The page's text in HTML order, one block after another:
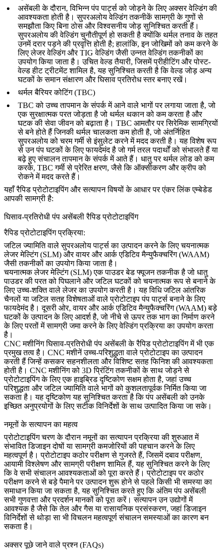
असेंबली के दौरान, विभिन्न पंप पार्ट्स को जोड़ने के लिए अक्सर वेल्डिंग की
आवश्यकता होती है। सुपरअलोय वेल्डिंग तकनीकें सामग्री के गुणों से
समझौता किए बिना ठोस और विश्वसनीय जोड़ सुनिश्चित करती हैं।
सुपरअलोय की वेल्डिंग चुनौतीपूर्ण हो सकती है क्योंकि थर्मल तनाव के तहत
उनमें दरार पड़ने की प्रवृत्ति होती है; हालांकि, इन जोखिमों को कम करने के
लिएलेजर वेल्डिंगऔर TIG वेल्डिंग जैसी उन्नत वेल्डिंग तकनीकों का
उपयोग किया जाता है। उचित वेल्ड तैयारी, जिसमें प्रीहीटिंग और पोस्ट-
वेल्ड हीट ट्रीटमेंट शामिल है, यह सुनिश्चित करती है कि वेल्ड जोड़ अन्य
घटकों के समान संक्षारण और घिसाव प्रतिरोध स्तर बनाए रखें।
थर्मल बैरियर कोटिंग (TBC)
TBC को उच्च तापमान के संपर्क में आने वाले भागों पर लगाया जाता है, जो
एक सुरक्षात्मक परत जोड़ता है जो थर्मल थकान को कम करता है और
घटक की सेवा जीवन को बढ़ाता है। TBC आमतौर पर सिरेमिक सामग्रियों
से बने होते हैं जिनकी थर्मल चालकता कम होती है, जो अंतर्निहित
सुपरअलोय को चरम गर्मी से इंसुलेट करने में मदद करती है। यह विशेष रूप
से उन पंप घटकों के लिए फायदेमंद है जो गर्म तरल पदार्थों को संभालते हैं या
बढ़े हुए संचालन तापमान के संपर्क में आते हैं। धातु पर थर्मल लोड को कम
करके, TBC गर्मी से प्रेरित क्षरण, जैसे किऑक्सीकरण और क्रीप को
रोकने में मदद करते हैं।
यहाँ रैपिड प्रोटोटाइपिंग और सत्यापन विषयों के आधार पर एंकर लिंक एम्बेडेड
आपकी सामग्री है:
घिसाव-प्रतिरोधी पंप असेंबली रैपिड प्रोटोटाइपिंग
रैपिड प्रोटोटाइपिंग प्रक्रिया:
जटिल ज्यामिति वाले सुपरअलोय पार्ट्स का उत्पादन करने के लिए चयनात्मक
लेजर मेल्टिंग (SLM) और वायर और आर्क एडिटिव मैन्युफैक्चरिंग (WAAM)
जैसी तकनीकों का उपयोग किया जाता है।
चयनात्मक लेजर मेल्टिंग (SLM)एक पाउडर बेड फ्यूजन तकनीक है जो धातु
पाउडर की परत को पिघलाने और जटिल घटकों को चयनात्मक रूप से बनाने के
लिए उच्च-शक्ति वाले लेजर का उपयोग करती है। यह विधि जटिल आंतरिक
चैनलों या जटिल सतह विशेषताओं वाले प्रोटोटाइप पंप पार्ट्स बनाने के लिए
फायदेमंद है।दूसरी ओर, वायर और आर्क एडिटिव मैन्युफैक्चरिंग (WAAM)बड़े
घटकों के उत्पादन के लिए आदर्श है, जो नीचे से ऊपर तक भाग का निर्माण करने
के लिए परतों में सामग्री जमा करने के लिए वेल्डिंग प्रक्रिया का उपयोग करता
है।
CNC मशीनिंगघिसाव-प्रतिरोधी पंप असेंबली के रैपिड प्रोटोटाइपिंग में भी एक
प्रमुख तत्व है। CNC मशीनें उच्च-परिशुद्धता वाले प्रोटोटाइप का उत्पादन
करती हैं जिन्हें कसकर सहनशीलता और विशिष्ट सतह फिनिश की आवश्यकता
होती है। CNC मशीनिंगको 3D प्रिंटिंग तकनीकों के साथ जोड़ने से
प्रोटोटाइपिंग के लिए एक हाइब्रिड दृष्टिकोण सक्षम होता है, जहां उच्च
परिशुद्धता और जटिल ज्यामिति वाले भागों को कुशलतापूर्वक निर्मित किया जा
सकता है। यह दृष्टिकोण यह सुनिश्चित करता है कि पंप असेंबली को उनके
इच्छित अनुप्रयोगों के लिए सटीक विनिर्देशों के साथ उत्पादित किया जा सके।
नमूनों के सत्यापन का महत्व
प्रोटोटाइपिंग चरण के दौरान नमूनों का सत्यापन प्रक्रिया की शुरुआत में
संभावित डिजाइन दोषों या सामग्री कमजोरियों की पहचान करने के लिए
महत्वपूर्ण है। प्रोटोटाइप कठोर परीक्षण से गुजरते हैं, जिसमें दबाव परीक्षण,
आयामी विश्लेषण और सामग्री परीक्षण शामिल हैं, यह सुनिश्चित करने के लिए
कि वे सभी संचालन आवश्यकताओं को पूरा करते हैं। प्रोटोटाइप पर कठोर
परीक्षण करने से बड़े पैमाने पर उत्पादन शुरू होने से पहले किसी भी समस्या का
समाधान किया जा सकता है, यह सुनिश्चित करते हुए कि अंतिम पंप असेंबली
सभी गुणवत्ता और प्रदर्शन मानकों को पूरा करें। सत्यापन उन उद्योगों में
आवश्यक है जैसे कितेल और गैसयारासायनिक प्रसंस्करण, जहां डिजाइन
विनिर्देशों से थोड़ा सा भी विचलन महत्वपूर्ण संचालन समस्याओं का कारण बन
सकता है।
अक्सर पूछे जाने वाले प्रश्न (FAQs)